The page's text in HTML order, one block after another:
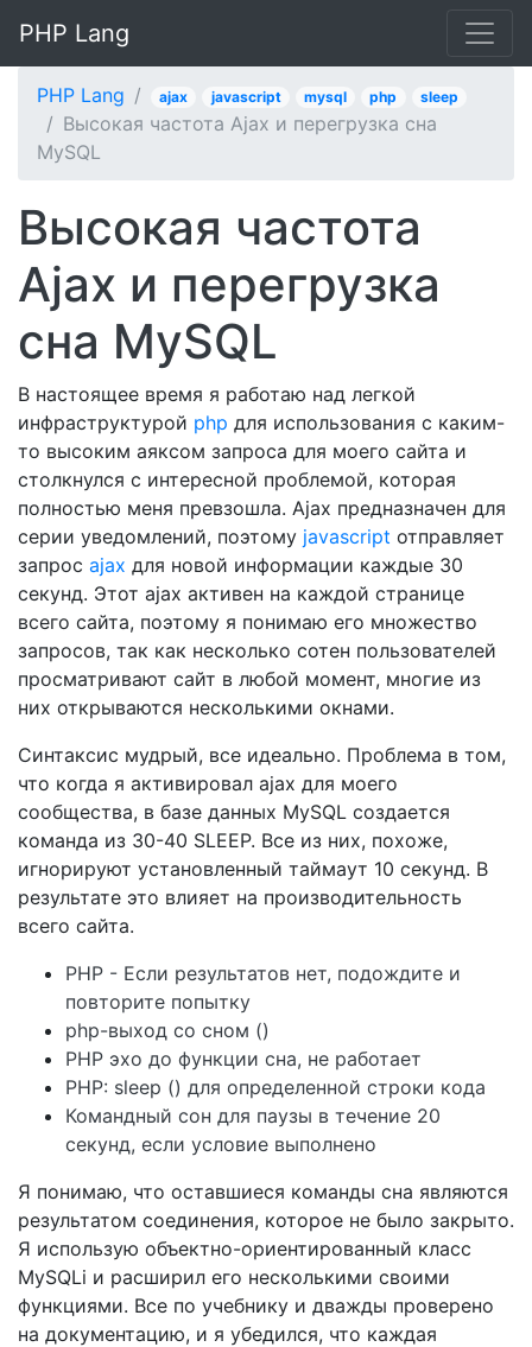
PHP Lang
PHP Lang ajax javascript mysql php sleep
Высокая частота Ajax и перегрузка сна
MySQL
Высокая частота
Ajax и перегрузка
сна MySQL
В настоящее время я работаю над легкой
инфраструктурой php для использования с каким-
то высоким аяксом запроса для моего сайта и
столкнулся с интересной проблемой, которая
полностью меня превзошла. Ajax предназначен для
серии уведомлений, поэтому javascript отправляет
запрос ajax для новой информации каждые 30
секунд. Этот ajax активен на каждой странице
всего сайта, поэтому я понимаю его множество
запросов, так как несколько сотен пользователей
просматривают сайт в любой момент, многие из
них открываются несколькими окнами.
Синтаксис мудрый, все идеально. Проблема в том,
что когда я активировал ajax для моего
сообщества, в базе данных MySQL создается
команда из 30-40 SLEEP. Все из них, похоже,
игнорируют установленный таймаут 10 секунд. В
результате это влияет на производительность
всего сайта.
PHP - Если результатов нет, подождите и
повторите попытку
php-выход со сном ()
PHP эхо до функции сна, не работает
PHP: sleep () для определенной строки кода
Командный сон для паузы в течение 20
секунд, если условие выполнено
Я понимаю, что оставшиеся команды сна являются
результатом соединения, которое не было закрыто.
Я использую объектно-ориентированный класс
MySQLi и расширил его несколькими своими
функциями. Все по учебнику и дважды проверено
на документацию, и я убедился, что каждая